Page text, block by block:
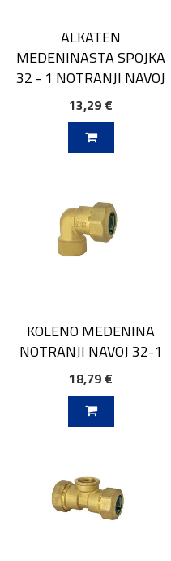
ALKATEN
MEDENINASTA SPOJKA
32 - 1 NOTRANJI NAVOJ
13,29 €
KOLENO MEDENINA
NOTRANJI NAVOJ 32-1
18,79 €